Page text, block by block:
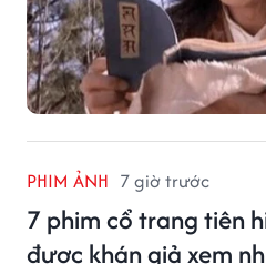
PHIM ẢNH 7 giờ trước
7 phim cổ trang tiên
được khán giả xem